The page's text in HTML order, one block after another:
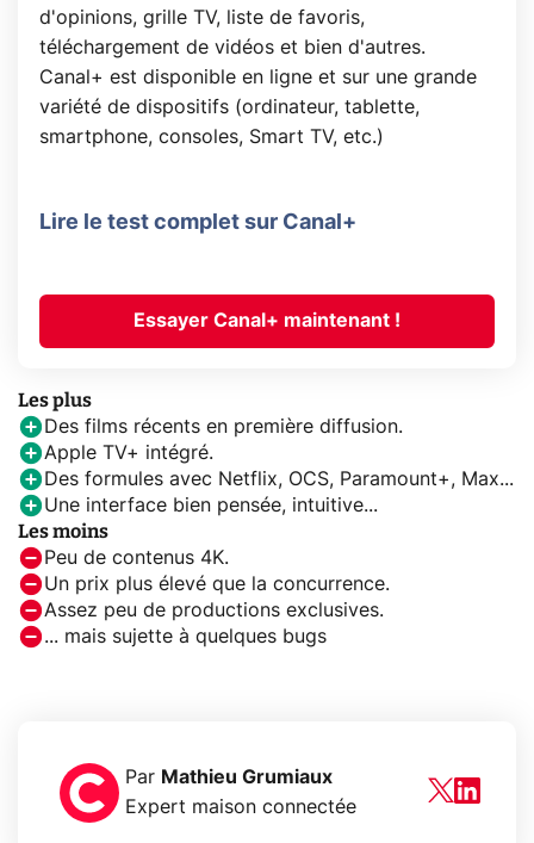
d'opinions, grille TV, liste de favoris,
téléchargement de vidéos et bien d'autres.
Canal+ est disponible en ligne et sur une grande
variété de dispositifs (ordinateur, tablette,
smartphone, consoles, Smart TV, etc.)
Lire le test complet sur Canal+
Essayer Canal+ maintenant !
Les plus
Des films récents en première diffusion.
Apple TV+ intégré.
Des formules avec Netflix, OCS, Paramount+, Max...
Une interface bien pensée, intuitive...
Les moins
Peu de contenus 4K.
Un prix plus élevé que la concurrence.
Assez peu de productions exclusives.
... mais sujette à quelques bugs
Par Mathieu Grumiaux
Expert maison connectée